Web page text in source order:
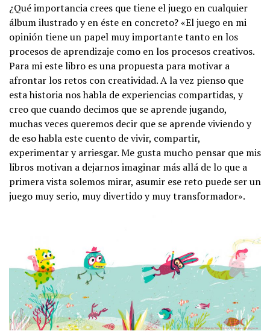
¿Qué importancia crees que tiene el juego en cualquier
álbum ilustrado y en éste en concreto? «El juego en mi
opinión tiene un papel muy importante tanto en los
procesos de aprendizaje como en los procesos creativos.
Para mi este libro es una propuesta para motivar a
afrontar los retos con creatividad. A la vez pienso que
esta historia nos habla de experiencias compartidas, y
creo que cuando decimos que se aprende jugando,
muchas veces queremos decir que se aprende viviendo y
de eso habla este cuento de vivir, compartir,
experimentar y arriesgar. Me gusta mucho pensar que mis
libros motivan a dejarnos imaginar más allá de lo que a
primera vista solemos mirar, asumir ese reto puede ser un
juego muy serio, muy divertido y muy transformador».